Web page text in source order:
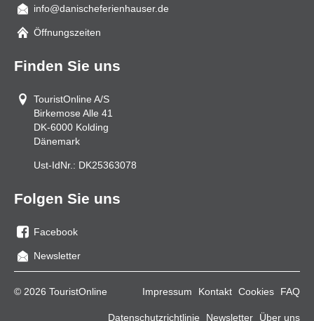
Mail
info@danischeferienhauser.de
Öffnungszeiten
Finden Sie uns
TouristOnline A/S
Birkemose Alle 41
DK-6000 Kolding
Dänemark
Ust-IdNr.: DK25363078
Folgen Sie uns
Sie
uns
Facebook
Newsletter
© 2026 TouristOnline Impressum Kontakt Cookies FAQ
Datenschutzrichtlinie Newsletter Über uns